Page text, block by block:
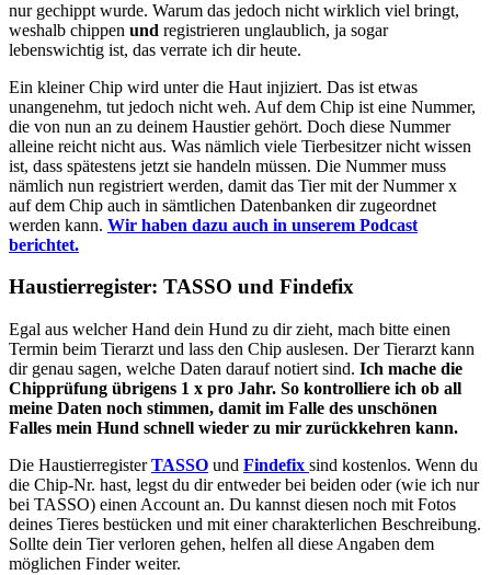
nur gechippt wurde. Warum das jedoch nicht wirklich viel bringt,
weshalb chippen und registrieren unglaublich, ja sogar
lebenswichtig ist, das verrate ich dir heute.
Ein kleiner Chip wird unter die Haut injiziert. Das ist etwas
unangenehm, tut jedoch nicht weh. Auf dem Chip ist eine Nummer,
die von nun an zu deinem Haustier gehört. Doch diese Nummer
alleine reicht nicht aus. Was nämlich viele Tierbesitzer nicht wissen
ist, dass spätestens jetzt sie handeln müssen. Die Nummer muss
nämlich nun registriert werden, damit das Tier mit der Nummer x
auf dem Chip auch in sämtlichen Datenbanken dir zugeordnet
werden kann. Wir haben dazu auch in unserem Podcast
berichtet.
Haustierregister: TASSO und Findefix
Egal aus welcher Hand dein Hund zu dir zieht, mach bitte einen
Termin beim Tierarzt und lass den Chip auslesen. Der Tierarzt kann
dir genau sagen, welche Daten darauf notiert sind. Ich mache die
Chipprüfung übrigens 1 x pro Jahr. So kontrolliere ich ob all
meine Daten noch stimmen, damit im Falle des unschönen
Falles mein Hund schnell wieder zu mir zurückkehren kann.
Die HaustierregisterTASSO und Findefix sind kostenlos. Wenn du
die Chip-Nr. hast, legst du dir entweder bei beiden oder (wie ich nur
bei TASSO) einen Account an. Du kannst diesen noch mit Fotos
deines Tieres bestücken und mit einer charakterlichen Beschreibung.
Sollte dein Tier verloren gehen, helfen all diese Angaben dem
möglichen Finder weiter.